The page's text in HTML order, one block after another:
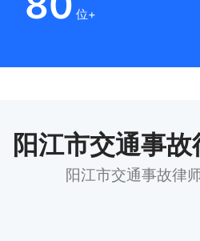
位+
阳江市交通事
阳江市交通事故律